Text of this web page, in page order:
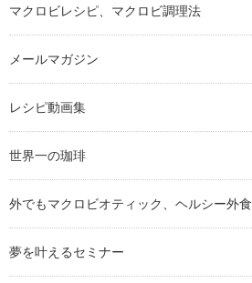
マクロビレシピ、マクロビ調理法
メールマガジン
レシピ動画集
世界一の珈琲
外でもマクロビオティック、ヘルシー外食
夢を叶えるセミナー